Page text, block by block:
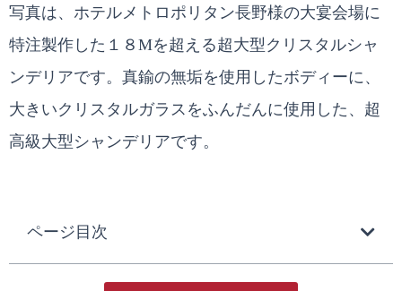
写真は、ホテルメトロポリタン長野様の大宴会場に
特注製作した１８Mを超える超大型クリスタルシャ
ンデリアです。真鍮の無垢を使用したボディーに、
大きいクリスタルガラスをふんだんに使用した、超
高級大型シャンデリアです。
ページ目次